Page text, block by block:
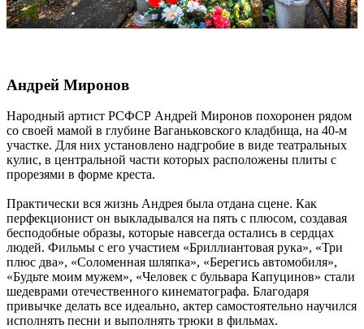
Андрей Миронов
Народный артист РСФСР Андрей Миронов похоронен рядом
со своей мамой в глубине Ваганьковского кладбища, на 40-м
участке. Для них установлено надгробие в виде театральных
кулис, в центральной части которых расположены плиты с
прорезями в форме креста.
Практически вся жизнь Андрея была отдана сцене. Как
перфекционист он выкладывался на пять с плюсом, создавая
бесподобные образы, которые навсегда остались в сердцах
людей. Фильмы с его участием «Бриллиантовая рука», «Три
плюс два», «Соломенная шляпка», «Берегись автомобиля»,
«Будьте моим мужем», «Человек с бульвара Капуцинов» стали
шедеврами отечественного кинематографа. Благодаря
привычке делать все идеально, актер самостоятельно научился
исполнять песни и выполнять трюки в фильмах.